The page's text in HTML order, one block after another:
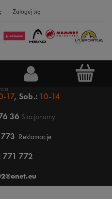
Zaloguj się
17, Sob.: 10-14
36 Stacjonarny
Reklamacje
771 772